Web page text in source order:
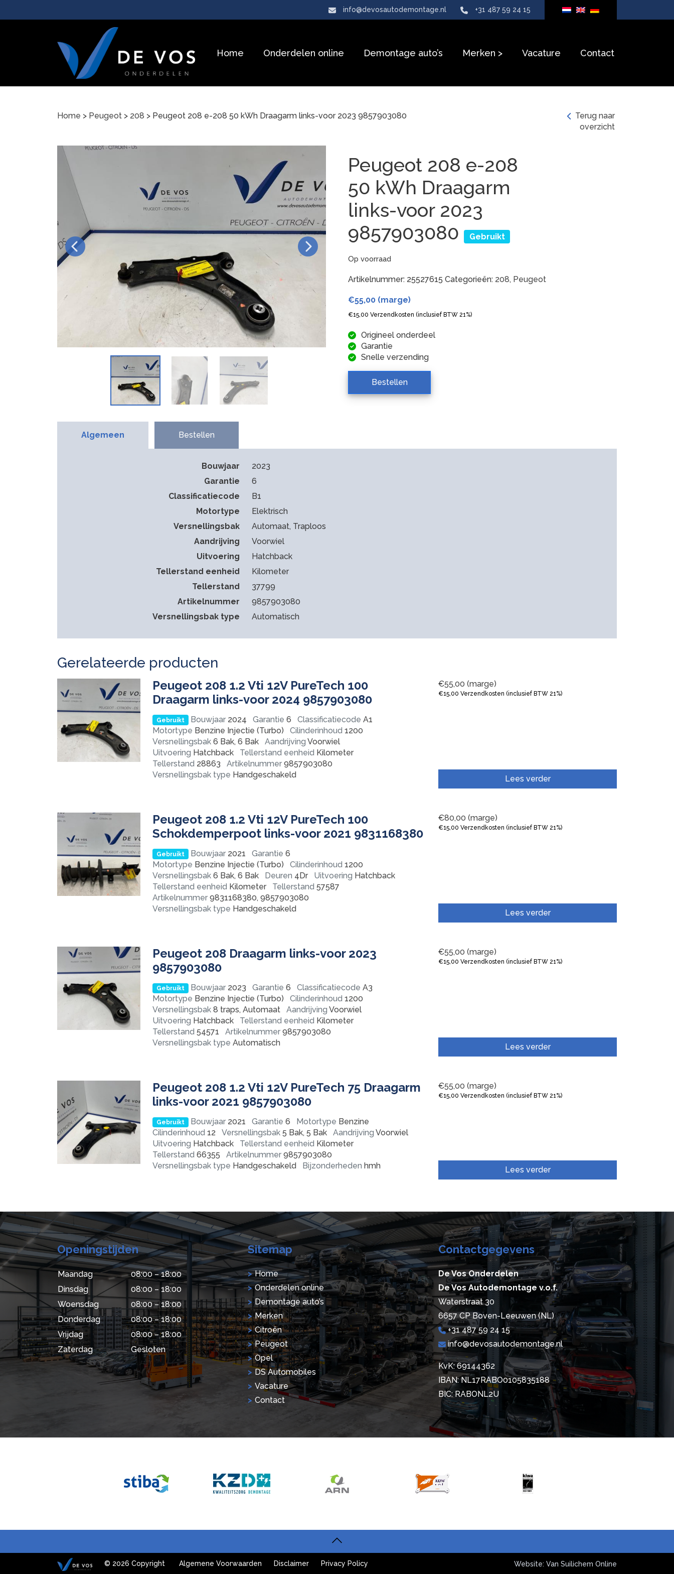
info@devosautodemontage.nl +31 487 59 24 15
Home Onderdelen online Demontage auto’s Merken Vacature Contact
Home > Peugeot > 208 > Peugeot 208 e-208 50 kWh Draagarm links-voor 2023 9857903080
Peugeot 208 e-208
50 kWh Draagarm
links-voor 2023
9857903080
Gebruikt
Terug naar
overzicht
Op voorraad
Artikelnummer: 25527615 Categorieën: 208, Peugeot
€55,00 (marge)
€15,00 Verzendkosten (inclusief BTW 21%)
Origineel onderdeel
Garantie
Snelle verzending
Bestellen
Algemeen Bestellen
Bouwjaar
2023
Garantie
6
Classificatiecode
B1
Motortype
Elektrisch
Versnellingsbak
Automaat, Traploos
Aandrijving
Voorwiel
Uitvoering
Hatchback
Tellerstand eenheid
Kilometer
Tellerstand
37799
Artikelnummer
9857903080
Versnellingsbak type
Automatisch
Gerelateerde producten
Peugeot 208 1.2 Vti 12V PureTech 100
Draagarm links-voor 2024 9857903080
Gebruikt Bouwjaar2024 Garantie 6 Classificatiecode A1
Motortype Benzine Injectie (Turbo) Cilinderinhoud 1200
Versnellingsbak 6 Bak, 6 Bak Aandrijving Voorwiel
Uitvoering Hatchback Tellerstand eenheid Kilometer
Tellerstand 28863 Artikelnummer 9857903080
Versnellingsbak type Handgeschakeld
€55,00 (marge)
€15,00 Verzendkosten (inclusief BTW 21%)
Lees verder
Peugeot 208 1.2 Vti 12V PureTech 100
Schokdemperpoot links-voor 2021 9831168380
Gebruikt Bouwjaar2021 Garantie 6
Motortype Benzine Injectie (Turbo) Cilinderinhoud 1200
Versnellingsbak 6 Bak, 6 Bak Deuren 4Dr Uitvoering Hatchback
Tellerstand eenheid Kilometer Tellerstand 57587
Artikelnummer 9831168380, 9857903080
Versnellingsbak type Handgeschakeld
€80,00 (marge)
€15,00 Verzendkosten (inclusief BTW 21%)
Lees verder
Peugeot 208 Draagarm links-voor 2023
9857903080
Gebruikt Bouwjaar2023 Garantie 6 Classificatiecode A3
Motortype Benzine Injectie (Turbo) Cilinderinhoud 1200
Versnellingsbak 8 traps, Automaat Aandrijving Voorwiel
Uitvoering Hatchback Tellerstand eenheid Kilometer
Tellerstand 54571 Artikelnummer 9857903080
Versnellingsbak type Automatisch
€55,00 (marge)
€15,00 Verzendkosten (inclusief BTW 21%)
Lees verder
Peugeot 208 1.2 Vti 12V PureTech 75 Draagarm
links-voor 2021 9857903080
Gebruikt Bouwjaar2021 Garantie 6 Motortype Benzine
Cilinderinhoud 12 Versnellingsbak 5 Bak, 5 Bak Aandrijving Voorwiel
Uitvoering Hatchback Tellerstand eenheid Kilometer
Tellerstand 66355 Artikelnummer 9857903080
Versnellingsbak type Handgeschakeld Bijzonderheden hmh
€55,00 (marge)
€15,00 Verzendkosten (inclusief BTW 21%)
Lees verder
Openingstijden
Maandag
08:00 – 18:00
Dinsdag
08:00 – 18:00
Woensdag
08:00 – 18:00
Donderdag
08:00 – 18:00
Vrijdag
08:00 – 18:00
Zaterdag
Gesloten
Sitemap
Home
Onderdelen online
Demontage auto’s
Merken
Citroën
Peugeot
Opel
DS Automobiles
Vacature
Contact
Contactgegevens
De Vos Onderdelen
De Vos Autodemontage v.o.f.
Waterstraat 30
6657 CP Boven-Leeuwen (NL)
+31 487 59 24 15
info@devosautodemontage.nl
KvK: 69144362
IBAN: NL17RABO0105835188
BIC: RABONL2U
© 2026 Copyright Algemene Voorwaarden Disclaimer Privacy Policy Website: Van Suilichem Online